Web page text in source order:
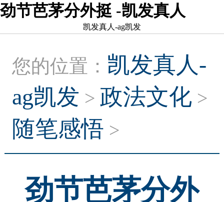
劲节芭茅分外挺 -凯发真人
凯发真人-ag凯发
您的位置： 凯发真人-
ag凯发 > 政法文化 >
随笔感悟 >
劲节芭茅分外